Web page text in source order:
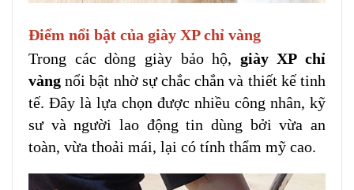
Điểm nổi bật của giày XP chỉ vàng
Trong các dòng giày bảo hộ, giày XP chỉ
vàng nổi bật nhờ sự chắc chắn và thiết kế tinh
tế. Đây là lựa chọn được nhiều công nhân, kỹ
sư và người lao động tin dùng bởi vừa an
toàn, vừa thoải mái, lại có tính thẩm mỹ cao.